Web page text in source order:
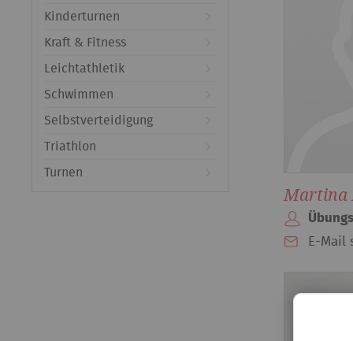
Kinderturnen
Kraft & Fitness
Leichtathletik
Schwimmen
Selbstverteidigung
Triathlon
Turnen
Martina
E-Mail